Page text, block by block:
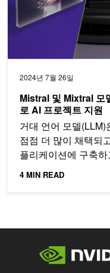
2024년 7월 26일
Mistral 및 Mixtral 모
로 AI 프로젝트 지원
거대 언어 모델
점점 더 많이 채택되
플리케이션에 구축
4 MIN READ